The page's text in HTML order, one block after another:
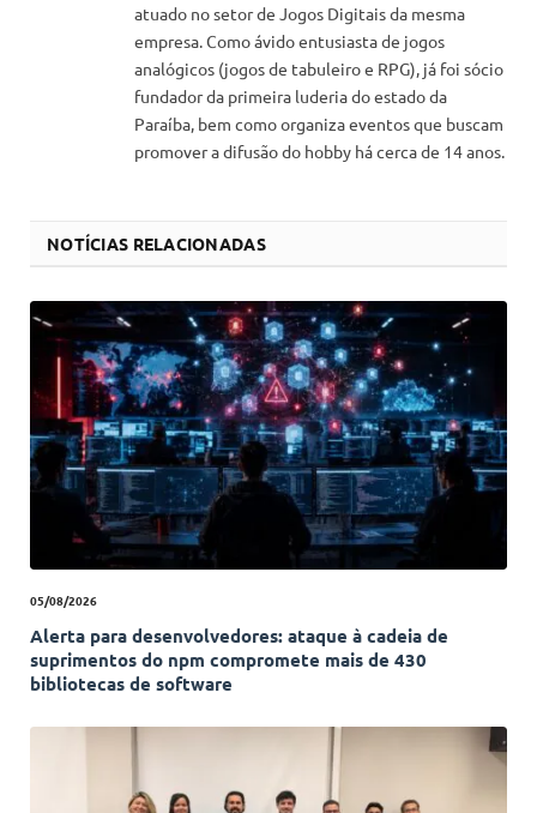
atuado no setor de Jogos Digitais da mesma
empresa. Como ávido entusiasta de jogos
analógicos (jogos de tabuleiro e RPG), já foi sócio
fundador da primeira luderia do estado da
Paraíba, bem como organiza eventos que buscam
promover a difusão do hobby há cerca de 14 anos.
NOTÍCIAS RELACIONADAS
05/08/2026
Alerta para desenvolvedores: ataque à cadeia de
suprimentos do npm compromete mais de 430
bibliotecas de software